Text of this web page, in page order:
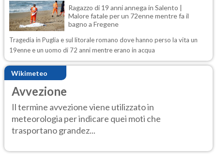
Ragazzo di 19 anni annega in Salento |
Malore fatale per un 72enne mentre fa il
bagno a Fregene
Tragedia in Puglia e sul litorale romano dove hanno perso la vita un
19enne e un uomo di 72 anni mentre erano in acqua
Wikimeteo
Avvezione
Il termine avvezione viene utilizzato in
meteorologia per indicare quei moti che
trasportano grandez...